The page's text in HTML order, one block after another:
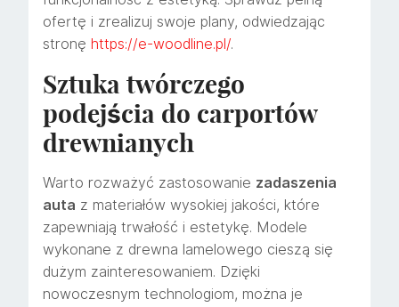
ofertę i zrealizuj swoje plany, odwiedzając
stronę https://e-woodline.pl/.
Sztuka twórczego
podejścia do carportów
drewnianych
Warto rozważyć zastosowanie zadaszenia
auta z materiałów wysokiej jakości, które
zapewniają trwałość i estetykę. Modele
wykonane z drewna lamelowego cieszą się
dużym zainteresowaniem. Dzięki
nowoczesnym technologiom, można je